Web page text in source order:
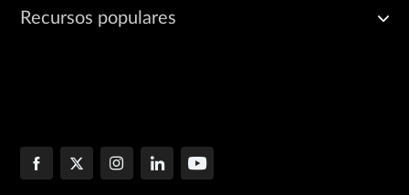
Recursos populares